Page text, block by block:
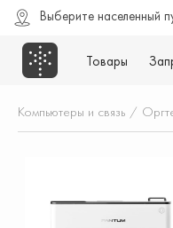
Выберите населенный
Товары
Компьютеры и связь /